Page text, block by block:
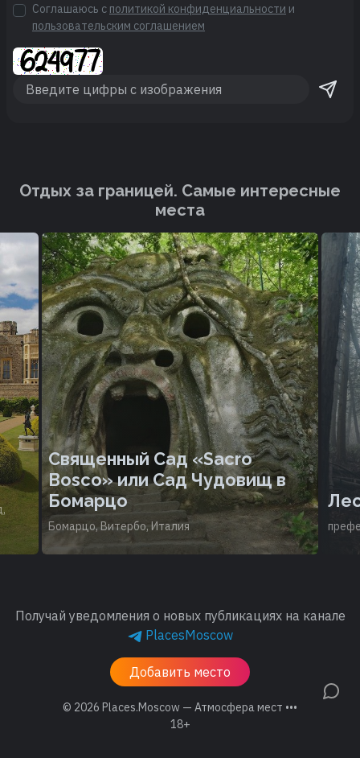
Соглашаюсь с политикой конфиденциальности и
пользовательским соглашением
Отдых за границей. Cамые интересные
места
Священный Сад «Sacro
Bosco» или Сад Чудовищ в
Бомарцо
Бомарцо, Витербо, Италия
Получай уведомления о новых публикациях на канале
PlacesMoscow
Добавить место
© 2026 Places.Moscow — Атмосфера мест •••
18+